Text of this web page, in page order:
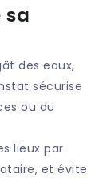
des eaux,
sécurise
ou du
lieux par
et évite